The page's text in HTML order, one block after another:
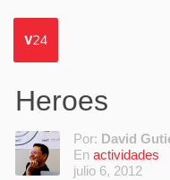
Heroes
Por: David
En actividades
julio 6, 2012